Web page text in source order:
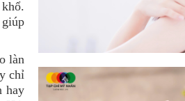
giúp
làn
chỉ
hay